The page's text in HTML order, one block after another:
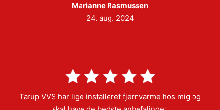
Marianne Rasmussen
24. aug. 2024
Tarup VVS har lige installeret fjernvarme hos mig og